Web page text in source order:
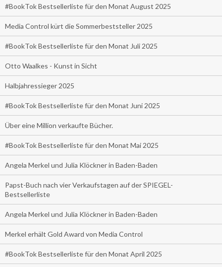
#BookTok Bestsellerliste für den Monat August 2025
Media Control kürt die Sommerbeststeller 2025
#BookTok Bestsellerliste für den Monat Juli 2025
Otto Waalkes - Kunst in Sicht
Halbjahressieger 2025
#BookTok Bestsellerliste für den Monat Juni 2025
Über eine Million verkaufte Bücher.
#BookTok Bestsellerliste für den Monat Mai 2025
Angela Merkel und Julia Klöckner in Baden-Baden
Papst-Buch nach vier Verkaufstagen auf der SPIEGEL-
Bestsellerliste
Angela Merkel und Julia Klöckner in Baden-Baden
Merkel erhält Gold Award von Media Control
#BookTok Bestsellerliste für den Monat April 2025